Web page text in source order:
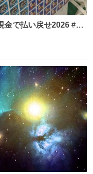
金で払い戻せ2026 #日